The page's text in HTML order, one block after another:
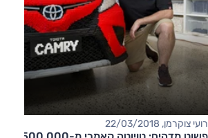
רועי צוקרמן, 22/03/2018